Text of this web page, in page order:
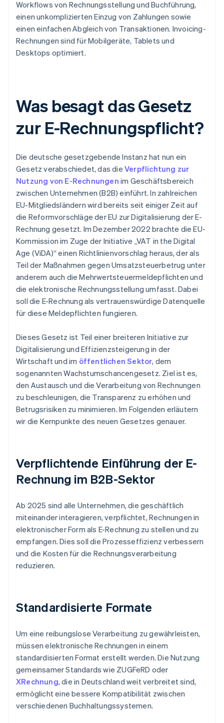
Workflows von Rechnungsstellung und Buchführung,
einen unkomplizierten Einzug von Zahlungen sowie
einen einfachen Abgleich von Transaktionen. Invoicing-
Rechnungen sind für Mobilgeräte, Tablets und
Desktops optimiert.
Was besagt das Gesetz
zur E-Rechnungspflicht?
Die deutsche gesetzgebende Instanz hat nun ein
Gesetz verabschiedet, das die Verpflichtung zur
Nutzung von E-Rechnungen im Geschäftsbereich
zwischen Unternehmen (B2B) einführt. In zahlreichen
EU-Mitgliedsländern wird bereits seit einiger Zeit auf
die Reformvorschläge der EU zur Digitalisierung der E-
Rechnung gesetzt. Im Dezember 2022 brachte die EU-
Kommission im Zuge der Initiative „VAT in the Digital
Age (ViDA)“ einen Richtlinienvorschlag heraus, der als
Teil der Maßnahmen gegen Umsatzsteuerbetrug unter
anderem auch die Mehrwertsteuermeldepflichten und
die elektronische Rechnungsstellung umfasst. Dabei
soll die E-Rechnung als vertrauenswürdige Datenquelle
für diese Meldepflichten fungieren.
Dieses Gesetz ist Teil einer breiteren Initiative zur
Digitalisierung und Effizienzsteigerung in der
Wirtschaft und im öffentlichen Sektor, dem
sogenannten Wachstumschancengesetz. Ziel ist es,
den Austausch und die Verarbeitung von Rechnungen
zu beschleunigen, die Transparenz zu erhöhen und
Betrugsrisiken zu minimieren. Im Folgenden erläutern
wir die Kernpunkte des neuen Gesetzes genauer.
Verpflichtende Einführung der E-
Rechnung im B2B-Sektor
Ab 2025 sind alle Unternehmen, die geschäftlich
miteinander interagieren, verpflichtet, Rechnungen in
elektronischer Form als E-Rechnung zu stellen und zu
empfangen. Dies soll die Prozesseffizienz verbessern
und die Kosten für die Rechnungsverarbeitung
reduzieren.
Standardisierte Formate
Um eine reibungslose Verarbeitung zu gewährleisten,
müssen elektronische Rechnungen in einem
standardisierten Format erstellt werden. Die Nutzung
gemeinsamer Standards wie ZUGFeRD oder
XRechnung, die in Deutschland weit verbreitet sind,
ermöglicht eine bessere Kompatibilität zwischen
verschiedenen Buchhaltungssystemen.